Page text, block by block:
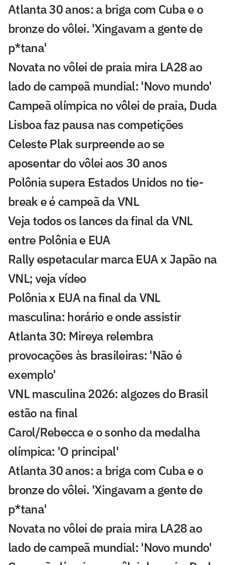
Atlanta 30 anos: a briga com Cuba e o
bronze do vôlei. 'Xingavam a gente de
p*tana'
Novata no vôlei de praia mira LA28 ao
lado de campeã mundial: 'Novo mundo'
Campeã olímpica no vôlei de praia, Duda
Lisboa faz pausa nas competições
Celeste Plak surpreende ao se
aposentar do vôlei aos 30 anos
Polônia supera Estados Unidos no tie-
break e é campeã da VNL
Veja todos os lances da final da VNL
entre Polônia e EUA
Rally espetacular marca EUA x Japão na
VNL; veja vídeo
Polônia x EUA na final da VNL
masculina: horário e onde assistir
Atlanta 30: Mireya relembra
provocações às brasileiras: 'Não é
exemplo'
VNL masculina 2026: algozes do Brasil
estão na final
Carol/Rebecca e o sonho da medalha
olímpica: 'O principal'
Atlanta 30 anos: a briga com Cuba e o
bronze do vôlei. 'Xingavam a gente de
p*tana'
Novata no vôlei de praia mira LA28 ao
lado de campeã mundial: 'Novo mundo'